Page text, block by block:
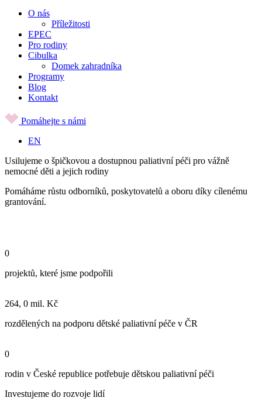
O nás
Příležitosti
EPEC
Pro rodiny
Cibulka
Domek zahradníka
Programy
Blog
Kontakt
Pomáhejte s námi
EN
Usilujeme o špičkovou a dostupnou paliativní péči pro vážně
nemocné děti a jejich rodiny
Pomáháme růstu odborníků, poskytovatelů a oboru díky cílenému
grantování.
0
projektů, které jsme podpořili
264, 0 mil. Kč
rozdělených na podporu dětské paliativní péče v ČR
0
rodin v České republice potřebuje dětskou paliativní péči
Investujeme do rozvoje lidí